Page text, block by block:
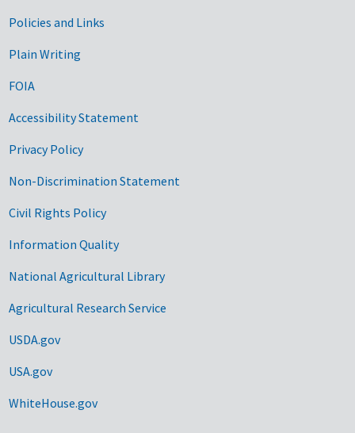
Government Links
Policies and Links
Plain Writing
FOIA
Accessibility Statement
Privacy Policy
Non-Discrimination Statement
Civil Rights Policy
Information Quality
National Agricultural Library
Agricultural Research Service
USDA.gov
USA.gov
WhiteHouse.gov